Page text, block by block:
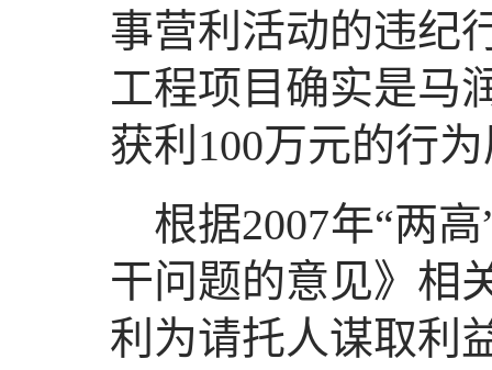
事营利活动的违纪
工程项目确实是马
获利100万元的行
根据2007年“两
干问题的意见》相
利为请托人谋取利